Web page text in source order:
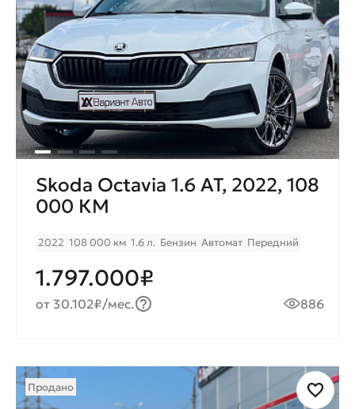
Skoda Octavia 1.6 AT, 2022, 108
000 КМ
2022 108 000 км 1.6 л. Бензин Автомат Передний
1.797.000₽
от 30.102₽/мес. 886
Продано